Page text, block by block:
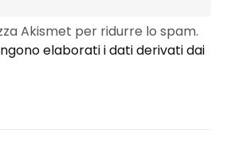
Akismet per ridurre lo spam.
elaborati i dati derivati dai